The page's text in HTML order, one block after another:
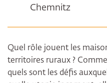
Chemnitz
Quel rôle jouent les
territoires ruraux ?
quels sont les défis